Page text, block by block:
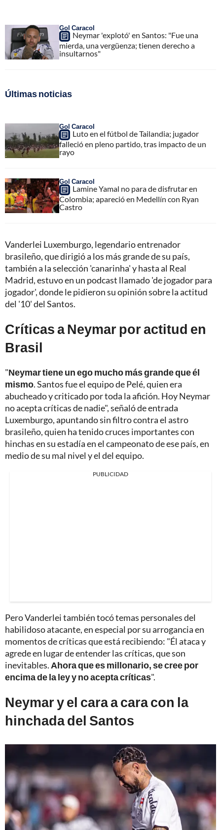
Gol Caracol
Neymar 'explotó' en Santos: "Fue una
mierda, una vergüenza; tienen derecho a
insultarnos"
Últimas noticias
Gol Caracol
Luto en el fútbol de Tailandia; jugador
falleció en pleno partido, tras impacto de un
rayo
Gol Caracol
Lamine Yamal no para de disfrutar en
Colombia; apareció en Medellín con Ryan
Castro
Vanderlei Luxemburgo, legendario entrenador
brasileño, que dirigió a los más grande de su país,
también a la selección 'canarinha' y hasta al Real
Madrid, estuvo en un podcast llamado 'de jogador para
jogador', donde le pidieron su opinión sobre la actitud
del '10' del Santos.
Críticas a Neymar por actitud en
Brasil
"Neymar tiene un ego mucho más grande que él
mismo. Santos fue el equipo de Pelé, quien era
abucheado y criticado por toda la afición. Hoy Neymar
no acepta críticas de nadie", señaló de entrada
Luxemburgo, apuntando sin filtro contra el astro
brasileño, quien ha tenido cruces importantes con
hinchas en su estadía en el campeonato de ese país, en
medio de su mal nivel y el del equipo.
PUBLICIDAD
Pero Vanderlei también tocó temas personales del
habilidoso atacante, en especial por su arrogancia en
momentos de críticas que está recibiendo: "Él ataca y
agrede en lugar de entender las críticas, que son
inevitables. Ahora que es millonario, se cree por
encima de la ley y no acepta críticas".
Neymar y el cara a cara con la
hinchada del Santos